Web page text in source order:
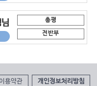
총평
전반부
용약관 개인정보처리방침